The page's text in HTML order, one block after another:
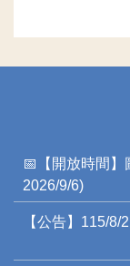
📅【開放時間
2026/9/6)
【公告】115/